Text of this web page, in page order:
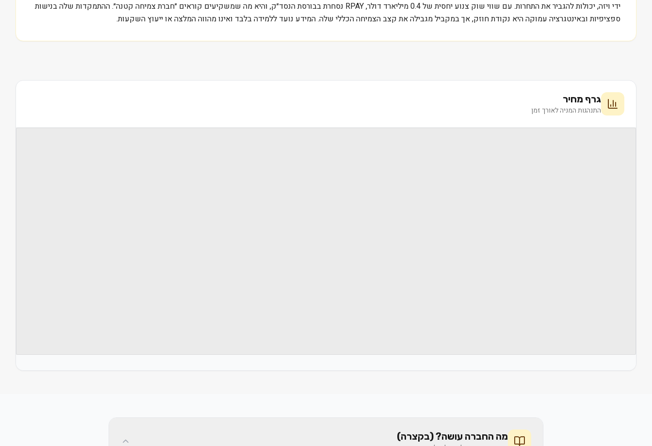
ידי ויזה, יכולות להגביר את התחרות. עם שווי שוק צנוע יחסית של 0.4 מיליארד דולר, RPAY נסחרת בבורסת הנסד״ק, והיא מה שמשקיעים קוראים ״חברת צמיחה קטנה״. ההתמקדות שלה בנישות
ספציפיות ובאינטגרציה עמוקה היא נקודת חוזק, אך במקביל מגבילה את קצב הצמיחה הכללי שלה. המידע נועד ללמידה בלבד ואינו מהווה המלצה או ייעוץ השקעות.
גרף מחיר
התנהגות המניה לאורך זמן
מה החברה עושה? (בקצרה)